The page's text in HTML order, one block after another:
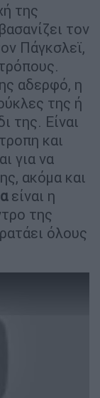
της
τον
Πάγκσλεϊ,
αδερφό, η
της ή
της. Είναι
και
για να
ακόμα και
είναι η
της
όλους